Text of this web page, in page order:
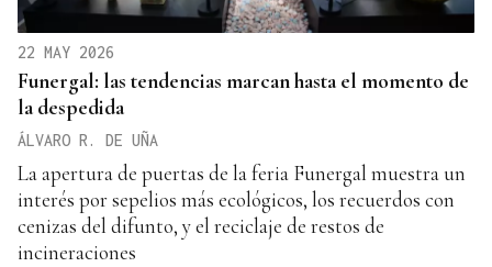
22 MAY 2026
Funergal: las tendencias marcan hasta el momento de
la despedida
ÁLVARO R. DE UÑA
La apertura de puertas de la feria Funergal muestra un
interés por sepelios más ecológicos, los recuerdos con
cenizas del difunto, y el reciclaje de restos de
incineraciones